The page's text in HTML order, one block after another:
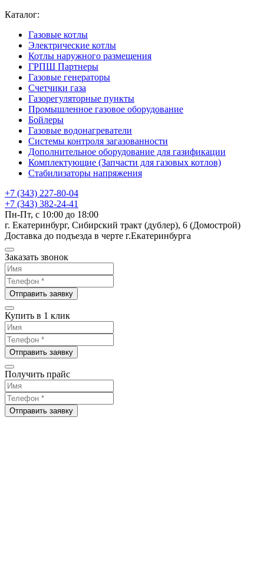
Каталог:
Газовые котлы
Электрические котлы
Котлы наружного размещения
ГРПШ Партнеры
Газовые генераторы
Счетчики газа
Газорегуляторные пункты
Промышленное газовое оборудование
Бойлеры
Газовые водонагреватели
Системы контроля загазованности
Дополнительное оборудование для газификации
Комплектующие (Запчасти для газовых котлов)
Стабилизаторы напряжения
+7 (343) 227-80-04
+7 (343) 382-24-41
Пн-Пт, с 10:00 до 18:00
г. Екатеринбург, Сибирский тракт (дублер), 6 (Домострой)
Доставка до подъезда в черте г.Екатеринбурга
Заказать звонок
Отправить заявку
Купить в 1 клик
Отправить заявку
Получить прайс
Отправить заявку